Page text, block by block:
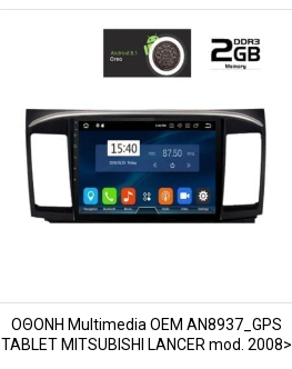
ΠΡΟΒΟΛΗ
OΘΟΝΗ Multimedia OEM AN8937_GPS
TABLET MITSUBISHI LANCER mod. 2008>